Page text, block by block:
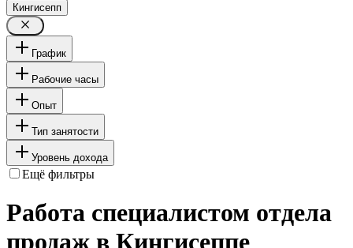
Кингисепп
График
Рабочие часы
Опыт
Тип занятости
Уровень дохода
Ещё фильтры
Работа специалистом отдела
продаж в Кингисеппе